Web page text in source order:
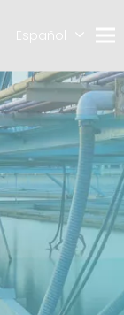
Español
العربية